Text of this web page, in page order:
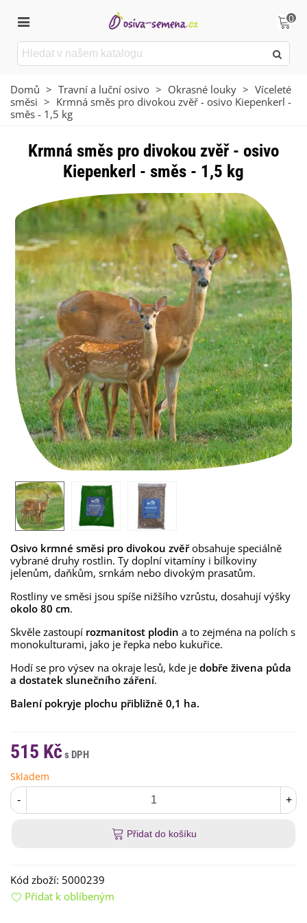
0
Domů > Travní a luční osivo > Okrasné louky > Víceleté
směsi > Krmná směs pro divokou zvěř - osivo Kiepenkerl -
směs - 1,5 kg
Krmná směs pro divokou zvěř - osivo
Kiepenkerl - směs - 1,5 kg
Osivo krmné směsi pro divokou zvěřobsahuje speciálně
vybrané druhy rostlin. Ty doplní vitamíny i bílkoviny
jelenům, daňkům, srnkám nebo divokým prasatům.
Rostliny ve směsi jsou spíše nižšího vzrůstu, dosahují výšky
okolo 80 cm.
Skvěle zastoupí rozmanitost plodin a to zejména na polích s
monokulturami, jako je řepka nebo kukuřice.
Hodí se pro výsev na okraje lesů, kde je dobře živena půda
a dostatek slunečního záření.
Balení pokryje plochu přibližně 0,1 ha.
515 Kč
Skladem
- +
Přidat do košíku
Kód zboží: 5000239
Přidat k oblíbeným